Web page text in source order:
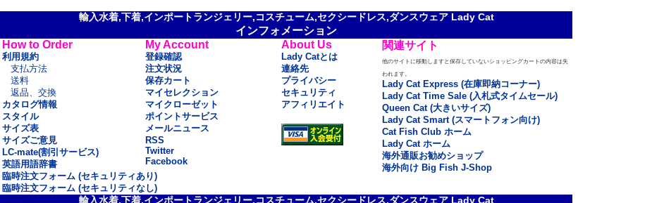
輸入水着,下着,インポートランジェリー,コスチューム,セクシードレス,ダンスウェア Lady Cat
インフォメーション
How to Order
利用規約
支払方法
送料
返品、交換
カタログ情報
スタイル
サイズ表
サイズご意見
LC-mate(割引サービス)
英語用語辞書
My Account
登録確認
注文状況
保存カート
マイセレクション
マイクローゼット
ポイントサービス
メールニュース
RSS
Twitter
Facebook
About Us
Lady Catとは
連絡先
プライバシー
セキュリティ
アフィリエイト
関連サイト
他のサイトに移動しますと保存していないショッピングカートの内容は失
われます。
Lady Cat Express (在庫即納コーナー)
Lady Cat Time Sale (入札式タイムセール)
Queen Cat (大きいサイズ)
Lady Cat Smart (スマートフォン向け)
Cat Fish Club ホーム
Lady Cat ホーム
海外通販お勧めショップ
海外向け Big Fish J-Shop
臨時注文フォーム (セキュリティあり)
臨時注文フォーム (セキュリティなし)
輸入水着,下着,インポートランジェリー,コスチューム,セクシードレス,ダンスウェア Lady Cat